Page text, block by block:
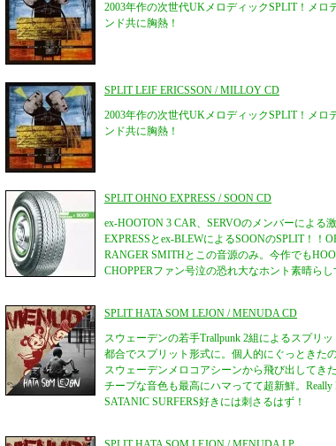
2003年作の次世代UKメロディックSPLIT！メ
ンド共に胸熱！
SPLIT LEIF ERICSSON / MILLOY CD
2003年作の次世代UKメロディックSPLIT！メ
ンド共に胸熱！
SPLIT OHNO EXPRESS / SOON CD
ex-HOOTON 3 CAR、SERVOのメンバーによる
EXPRESSとex-BLEWによるSOONのSPLIT！！
RANGER SMITHとこの音源のみ。今作でも
CHOPPERファン号泣の恐れ大なホント素晴らし
SPLIT HATA SOM LEJON / MENUDA CD
スウェーデンの若手Trallpunk 2組によるスプリ
都合でスプリット形式に。個人的にぐっときた
スウェーデンメロコアシーンから飛び出してき
チープな音色も最高にハマってて超新鮮。Really
SATANIC SURFERS好きには刺さるはず！